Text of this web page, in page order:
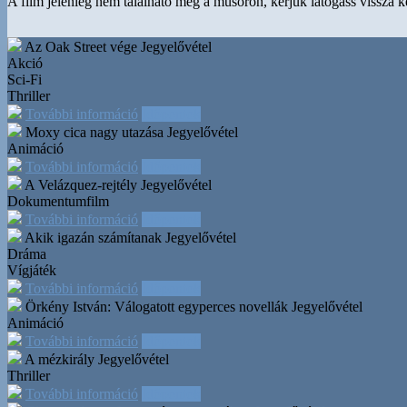
Az Oak Street vége Jegyelővétel
Akció
Sci-Fi
Thriller
További információ
Moxy cica nagy utazása Jegyelővétel
Animáció
További információ
A Velázquez-rejtély Jegyelővétel
Dokumentumfilm
További információ
Akik igazán számítanak Jegyelővétel
Dráma
Vígjáték
További információ
Örkény István: Válogatott egyperces novellák Jegyelővétel
Animáció
További információ
A mézkirály Jegyelővétel
Thriller
További információ